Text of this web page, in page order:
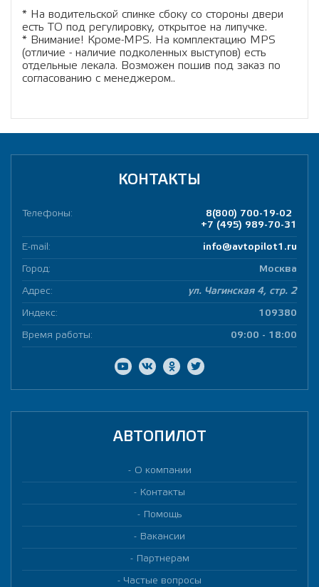
* На водительской спинке сбоку со стороны двери
есть ТО под регулировку, открытое на липучке.
* Внимание! Кроме-MPS. На комплектацию MPS
(отличие - наличие подколенных выступов) есть
отдельные лекала. Возможен пошив под заказ по
согласованию с менеджером..
КОНТАКТЫ
Телефоны:
8(800) 700-19-02
+7 (495) 989-70-31
E-mail: info@avtopilot1.ru
Город: Москва
Адрес: ул. Чагинская 4, стр. 2
Индекс: 109380
Время работы: 09:00 - 18:00
АВТОПИЛОТ
О компании
Контакты
Помощь
Вакансии
Партнерам
Частые вопросы